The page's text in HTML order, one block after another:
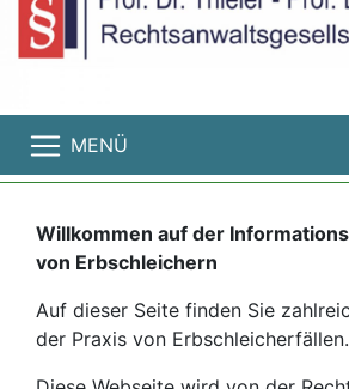
MENÜ
Willkommen auf der
von Erbschleichern
Auf dieser Seite finden Sie
der Praxis von Erbschleicherfällen.